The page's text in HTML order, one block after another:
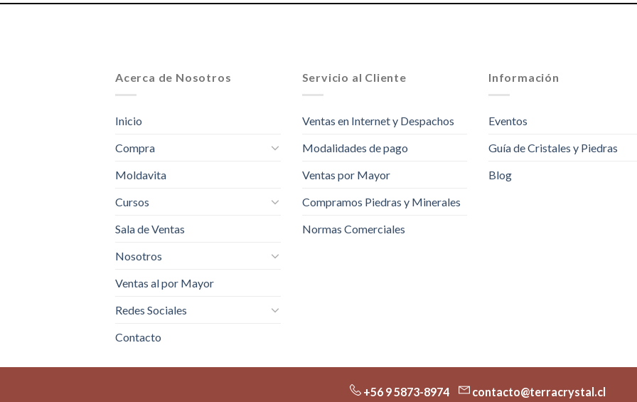
Acerca de Nosotros
Inicio
Compra
Moldavita
Cursos
Sala de Ventas
Nosotros
Ventas al por Mayor
Redes Sociales
Contacto
Servicio al Cliente
Ventas en Internet y Despachos
Modalidades de pago
Ventas por Mayor
Compramos Piedras y Minerales
Normas Comerciales
Información
Eventos
Guía de Cristales y Piedras
Blog
+56 9 5873-8974 contacto@terracrystal.cl